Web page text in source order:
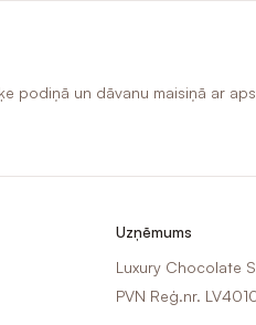
podiņā un dāvanu maisiņā ar
Uzņēmums
Luxury Chocolate
PVN Reģ.nr.